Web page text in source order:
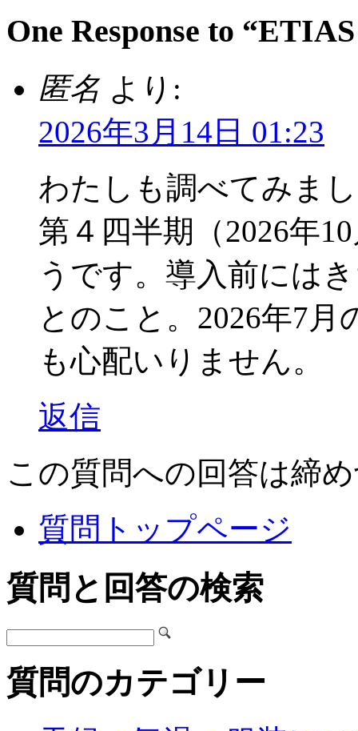
One Response to
匿名 より:
2026年3月14日 01:23
わたしも調べてみま
第４四半期（2026年
うです。導入前には
とのこと。2026年7
も心配いりません。
返信
この質問への回答は締
質問トップページ
質問と回答の検索
質問のカテゴリー